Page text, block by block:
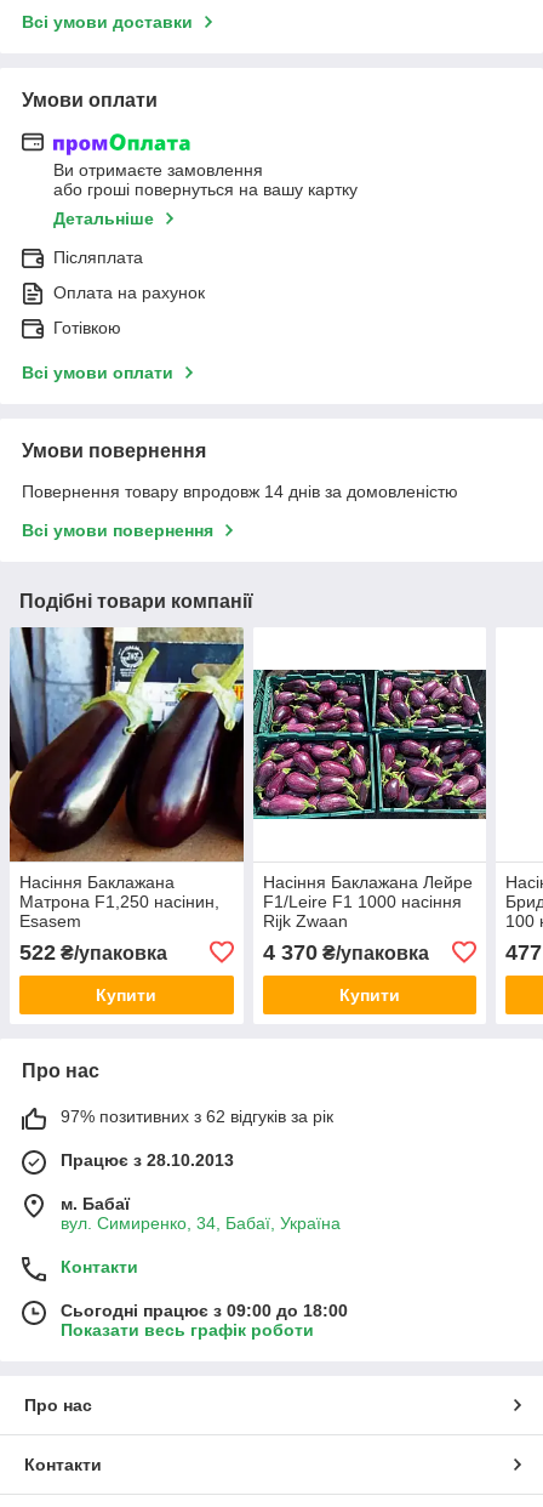
Всі умови доставки
Умови оплати
Ви отримаєте замовлення
або гроші повернуться на вашу картку
Детальніше
Післяплата
Оплата на рахунок
Готівкою
Всі умови оплати
Умови повернення
Повернення товару впродовж 14 днів за домовленістю
Всі умови повернення
Подібні товари компанії
Насіння Баклажана
Матрона F1,250 насінин,
Esasem
522 ₴/упаковка
Купити
Насіння Баклажана Лейре
F1/Leire F1 1000 насіння
Rijk Zwaan
4 370₴/упаковка
Купити
100
477
Про нас
97% позитивних з 62 відгуків за рік
Працює з 28.10.2013
м. Бабаї
вул. Симиренко, 34, Бабаї, Україна
Контакти
Сьогодні працює з 09:00 до 18:00
Показати весь графік роботи
Про нас
Контакти